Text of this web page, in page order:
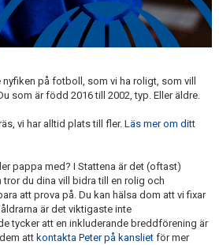
SPELARE
på fotboll, som vi ha roligt, som vill
som är född 2016 till 2002, typ. Eller äldre.
vi har alltid plats till fler. Läs mer om ditt
pappa med? I Stattena är det (oftast)
du dina vill bidra till en rolig och
att prova på. Du kan hälsa dom att vi fixar
är det viktigaste inte
tycker att en inkluderande breddförening är
att kontakta Peter på kansliet för mer